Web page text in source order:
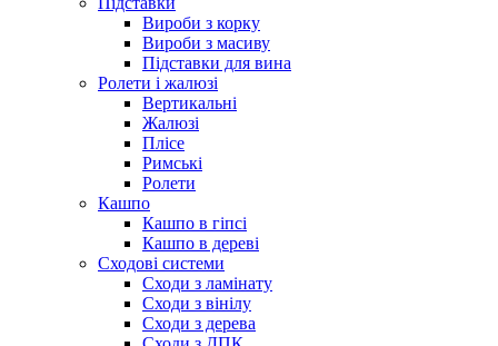
Вироби з корку
Вироби з масиву
Підставки для вина
Ролети і жалюзі
Вертикальні
Жалюзі
Плісе
Римські
Ролети
Кашпо
Кашпо в гіпсі
Кашпо в дереві
Сходові системи
Сходи з ламінату
Сходи з вінілу
Сходи з дерева